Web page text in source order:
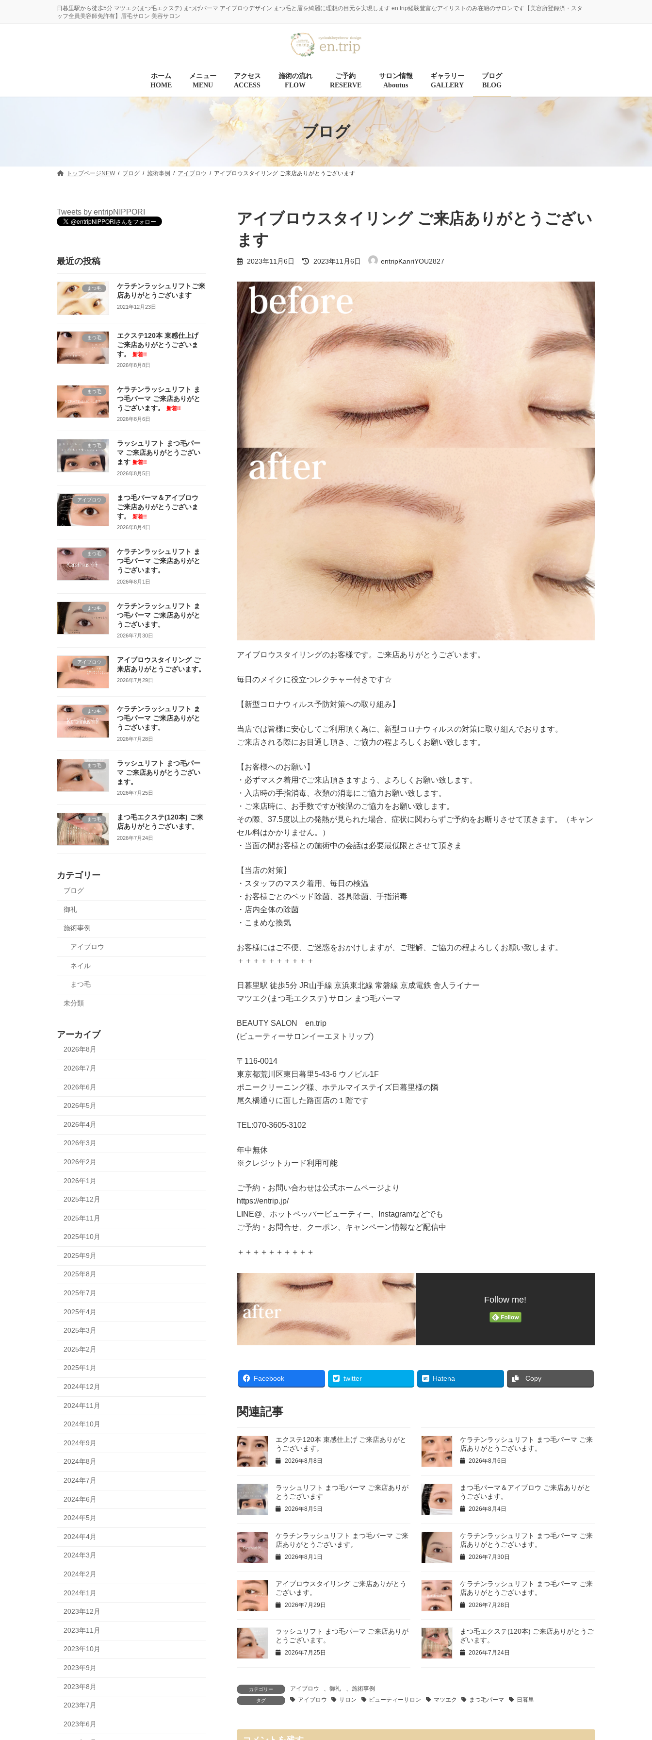
プ
動
日暮里駅から徒歩5分 マツエク(まつ毛エクステ) まつげパーマ アイブロウデザイン まつ毛と眉を綺麗に理想の目元を実現します en.trip経験豊富なアイリストのみ在籍のサロンです【美容所登録済・スタ
ッフ全員美容師免許有】眉毛サロン 美容サロン
ホーム
HOME
メニュー
MENU
アクセス
ACCESS
施術の流れ
FLOW
ご予約
RESERVE
サロン情報
Aboutus
ギャラリー
GALLERY
ブログ
BLOG
ブログ
トップページNEW ブログ 施術事例 アイブロウ アイブロウスタイリング ご来店ありがとうございます
アイブロウスタイリング ご来店ありがとうござい
ます
2023年11月6日
最
終
新
日
時
:
2023年11月6日 entripKanriYOU2827
アイブロウスタイリングのお客様です。ご来店ありがとうございます。
毎日のメイクに役立つレクチャー付きです☆
【新型コロナウィルス予防対策への取り組み】
当店では皆様に安心してご利用頂く為に、新型コロナウィルスの対策に取り組んでおります。
ご来店される際にお目通し頂き、ご協力の程よろしくお願い致します。
【お客様へのお願い】
・必ずマスク着用でご来店頂きますよう、よろしくお願い致します。
・入店時の手指消毒、衣類の消毒にご協力お願い致します。
・ご来店時に、お手数ですが検温のご協力をお願い致します。
その際、37.5度以上の発熱が見られた場合、症状に関わらずご予約をお断りさせて頂きます。（キャン
セル料はかかりません。）
・当面の間お客様との施術中の会話は必要最低限とさせて頂きま
【当店の対策】
・スタッフのマスク着用、毎日の検温
・お客様ごとのベッド除菌、器具除菌、手指消毒
・店内全体の除菌
・こまめな換気
お客様にはご不便、ご迷惑をおかけしますが、ご理解、ご協力の程よろしくお願い致します。
＋＋＋＋＋＋＋＋＋＋
日暮里駅 徒歩5分 JR山手線 京浜東北線 常磐線 京成電鉄 舎人ライナー
マツエク(まつ毛エクステ) サロン まつ毛パーマ
BEAUTY SALON en.trip
(ビューティーサロンイーエヌトリップ)
〒116-0014
東京都荒川区東日暮里5-43-6 ウノビル1F
ポニークリーニング様、ホテルマイステイズ日暮里様の隣
尾久橋通りに面した路面店の１階です
TEL:070-3605-3102
年中無休
※クレジットカード利用可能
ご予約・お問い合わせは公式ホームページより
https://entrip.jp/
LINE@、ホットペッパービューティー、Instagramなどでも
ご予約・お問合せ、クーポン、キャンペーン情報など配信中
＋＋＋＋＋＋＋＋＋＋
Follow me!
Facebook twitter Hatena Copy
関連記事
エクステ120本 束感仕上げ ご来店ありがと
うございます。
2026年8月8日
ケラチンラッシュリフト まつ毛パーマ ご来
店ありがとうございます。
2026年8月6日
ラッシュリフト まつ毛パーマ ご来店ありが
とうございます
2026年8月5日
まつ毛パーマ＆アイブロウ ご来店ありがと
うございます。
2026年8月4日
ケラチンラッシュリフト まつ毛パーマ ご来
店ありがとうございます。
2026年8月1日
ケラチンラッシュリフト まつ毛パーマ ご来
店ありがとうございます。
2026年7月30日
アイブロウスタイリング ご来店ありがとう
ございます。
2026年7月29日
ケラチンラッシュリフト まつ毛パーマ ご来
店ありがとうございます。
2026年7月28日
ラッシュリフト まつ毛パーマ ご来店ありが
とうございます。
2026年7月25日
まつ毛エクステ(120本) ご来店ありがとうご
ざいます。
2026年7月24日
カテゴリー アイブロウ 、御礼 、 施術事例
タグ アイブロウ サロン ビューティーサロン マツエク まつ毛パーマ 日暮里
Tweets by entripNIPPORI
最近の投稿
まつ毛
ケラチンラッシュリフトご来
店ありがとうございます
2021年12月23日
まつ毛
エクステ120本 束感仕上げ
ご来店ありがとうございま
す。
新着!!
2026年8月8日
まつ毛
ケラチンラッシュリフト ま
つ毛パーマ ご来店ありがと
うございます。
新着!!
2026年8月6日
まつ毛
ラッシュリフト まつ毛パー
マ ご来店ありがとうござい
ます 新着!!
2026年8月5日
アイブロウ
まつ毛パーマ＆アイブロウ
ご来店ありがとうございま
す。
新着!!
2026年8月4日
まつ毛
ケラチンラッシュリフト ま
つ毛パーマ ご来店ありがと
うございます。
2026年8月1日
まつ毛
ケラチンラッシュリフト ま
つ毛パーマ ご来店ありがと
うございます。
2026年7月30日
アイブロウ
アイブロウスタイリング ご
来店ありがとうございます。
2026年7月29日
まつ毛
ケラチンラッシュリフト ま
つ毛パーマ ご来店ありがと
うございます。
2026年7月28日
まつ毛
ラッシュリフト まつ毛パー
マ ご来店ありがとうござい
ます。
2026年7月25日
まつ毛
まつ毛エクステ(120本) ご来
店ありがとうございます。
2026年7月24日
カテゴリー
ブログ
御礼
施術事例
アイブロウ
ネイル
まつ毛
未分類
アーカイブ
2026年8月
2026年7月
2026年6月
2026年5月
2026年4月
2026年3月
2026年2月
2026年1月
2025年12月
2025年11月
2025年10月
2025年9月
2025年8月
2025年7月
2025年4月
2025年3月
2025年2月
2025年1月
2024年12月
2024年11月
2024年10月
2024年9月
2024年8月
2024年7月
2024年6月
2024年5月
2024年4月
2024年3月
2024年2月
2024年1月
2023年12月
2023年11月
2023年10月
2023年9月
2023年8月
2023年7月
2023年6月